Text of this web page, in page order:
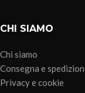
CHI SIAMO
Chi siamo
Consegna e
Privacy e cookie